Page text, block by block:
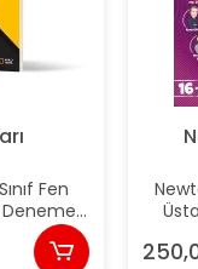
Fen
Deneme